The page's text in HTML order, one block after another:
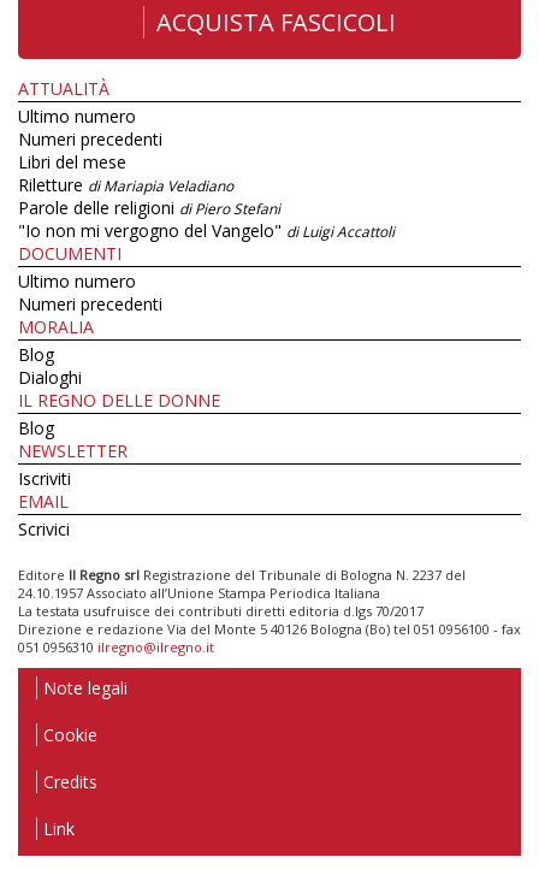
ACQUISTA FASCICOLI
ATTUALITÀ
Ultimo numero
Numeri precedenti
Libri del mese
Riletture di Mariapia Veladiano
Parole delle religioni di Piero Stefani
"Io non mi vergogno del Vangelo" di Luigi Accattoli
DOCUMENTI
Ultimo numero
Numeri precedenti
MORALIA
Blog
Dialoghi
IL REGNO DELLE DONNE
Blog
NEWSLETTER
Iscriviti
EMAIL
Scrivici
Editore Il Regno srl Registrazione del Tribunale di Bologna N. 2237 del
24.10.1957 Associato all’Unione Stampa Periodica Italiana
La testata usufruisce dei contributi diretti editoria d.lgs 70/2017
Direzione e redazione Via del Monte 5 40126 Bologna (Bo) tel 051 0956100 - fax
051 0956310 ilregno@ilregno.it
Note legali
Cookie
Credits
Link